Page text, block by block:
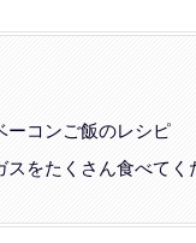
ーコンご飯のレシピ
スをたくさん食べてく